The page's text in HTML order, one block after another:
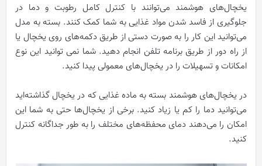
یخچال‌های هوشمند می‌توانند با کنترل کامل رطوبت و دما در
جلوگیری از فاسد شدن مواد غذایی به شما کمک کنند. بسته به مدل
می‌توانید این کار را به صورت دستی از طریق دکمه‌های روی یخچال یا
از راه دور از طریق برنامه تلفن انجام دهید. شما نمی توانید این نوع
امکانات و تسهیلات را در یخچال‌های معمولی پیدا کنید.
در یخچال‌های هوشمند بسته به ماده غذایی که در یخچال گذاشته‌اید
می‌توانید دما را کم یا زیاد کنید. برخی از یخچال‌ها حتی به شما این
امکان را می‌دهند دمای محفظه‌های مختلف را به طور جداگانه کنترل
کنید.